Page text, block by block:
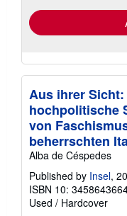
Aus ihrer Sicht:
hochpolitische
von
beherrschten
Alba de Céspedes
Published by Insel,
ISBN 10:
Used / Hardcover